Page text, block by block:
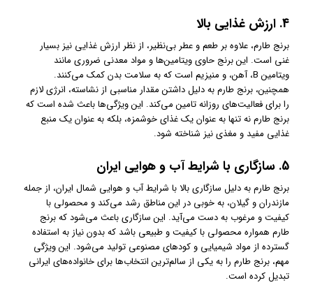
4. ارزش غذایی بالا
برنج طارم، علاوه بر طعم و عطر بی‌نظیر، از نظر ارزش غذایی نیز بسیار
غنی است. این برنج حاوی ویتامین‌ها و مواد معدنی ضروری مانند
ویتامین B، آهن، و منیزیم است که به سلامت بدن کمک می‌کنند.
همچنین، برنج طارم به دلیل داشتن مقدار مناسبی از نشاسته، انرژی لازم
را برای فعالیت‌های روزانه تامین می‌کند. این ویژگی‌ها باعث شده است که
برنج طارم نه تنها به عنوان یک غذای خوشمزه، بلکه به عنوان یک منبع
غذایی مفید و مغذی نیز شناخته شود.
5. سازگاری با شرایط آب و هوایی ایران
برنج طارم به دلیل سازگاری بالا با شرایط آب و هوایی شمال ایران، از جمله
مازندران و گیلان، به خوبی در این مناطق رشد می‌کند و محصولی با
کیفیت و مرغوب به دست می‌آید. این سازگاری باعث می‌شود که برنج
طارم همواره محصولی با کیفیت و طبیعی باشد که بدون نیاز به استفاده
گسترده از مواد شیمیایی و کودهای مصنوعی تولید می‌شود. این ویژگی
مهم، برنج طارم را به یکی از سالم‌ترین انتخاب‌ها برای خانواده‌های ایرانی
تبدیل کرده است.